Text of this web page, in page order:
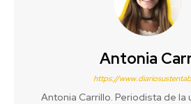
Antonia
https://
Antonia Carrillo. Periodista de la